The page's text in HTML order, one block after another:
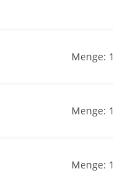
Menge: 1
Menge: 1
Menge: 1